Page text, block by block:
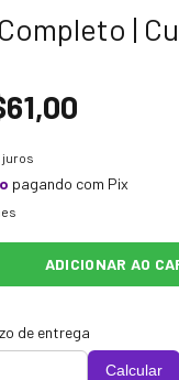
|
juros
pagando com Pix
de entrega
Calcular